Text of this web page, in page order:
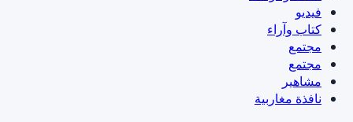
فيديو
كتاب وآراء
مجتمع
مجتمع
مشاهير
نافذة مغاربية